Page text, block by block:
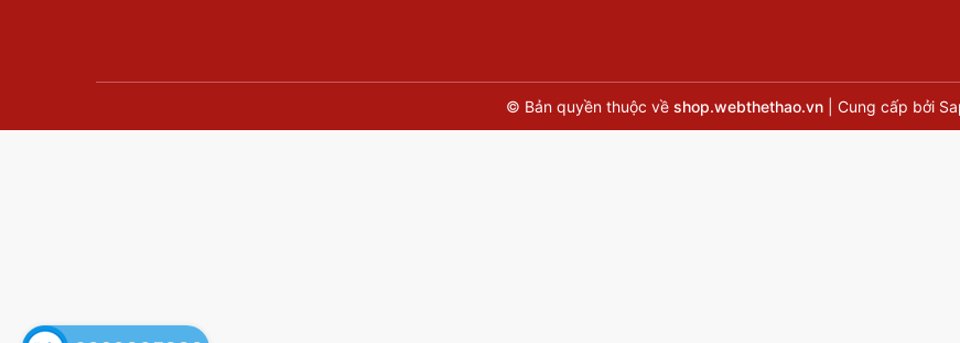
© Bản quyền thuộc về shop.webthethao.vn Cung cấp bởi